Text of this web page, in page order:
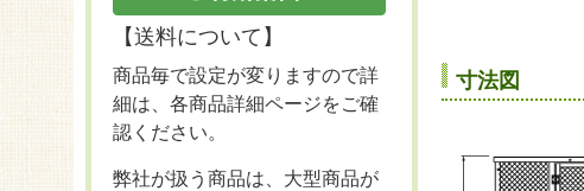
寸法図
【送料について】
商品毎で設定が変りますので詳
細は、各商品詳細ページをご確
認ください。
弊社が扱う商品は、大型商品が